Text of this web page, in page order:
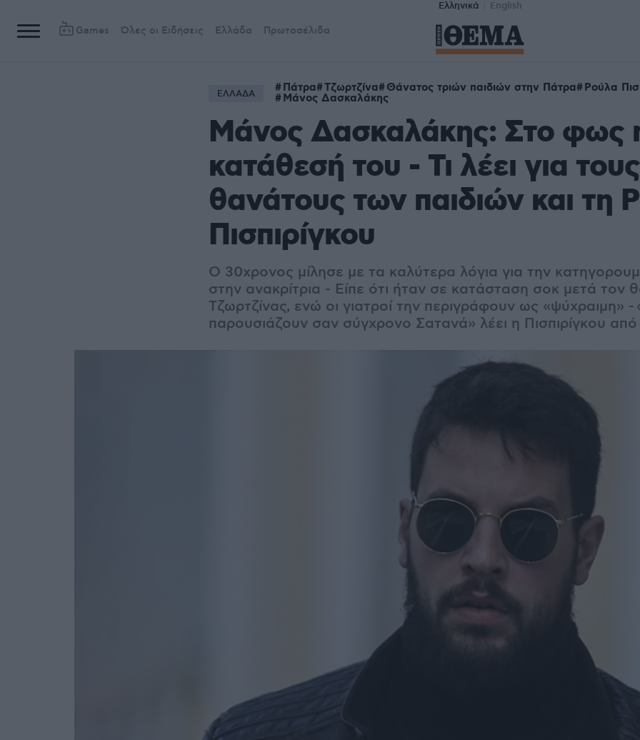
Ελληνικά English
Games Όλες οι Ειδήσεις Ελλάδα Πρωτοσέλιδα
ΕΛΛΑΔΑ Πάτρα Τζωρτζίνα Θάνατος τριών παιδιών στην Πάτρα Ρούλα
Μάνος Δασκαλάκης
Μάνος Δασκαλάκης: Στο φως
κατάθεσή του - Τι λέει για τους
θανάτους των παιδιών και τη
Πισπιρίγκου
Ο 30χρονος μίλησε με τα καλύτερα λόγια για την
στην ανακρίτρια - Είπε ότι ήταν σε κατάσταση σοκ μετά τον
Τζωρτζίνας, ενώ οι γιατροί την περιγράφουν ως «ψύχραιμη» -
παρουσιάζουν σαν σύγχρονο Σατανά» λέει η Πισπιρίγκου